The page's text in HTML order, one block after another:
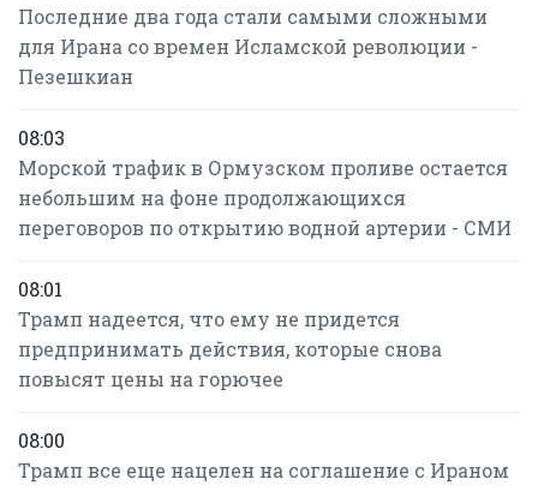
Последние два года стали самыми сложными
для Ирана со времен Исламской революции -
Пезешкиан
08:03
Морской трафик в Ормузском проливе остается
небольшим на фоне продолжающихся
переговоров по открытию водной артерии - СМИ
08:01
Трамп надеется, что ему не придется
предпринимать действия, которые снова
повысят цены на горючее
08:00
Трамп все еще нацелен на соглашение с Ираном